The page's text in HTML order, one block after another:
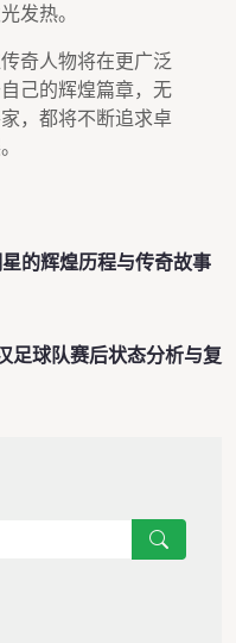
发热。
奇人物将在更广泛
己的辉煌篇章，无
，都将不断追求卓
的辉煌历程与传奇故事
足球队赛后状态分析与复